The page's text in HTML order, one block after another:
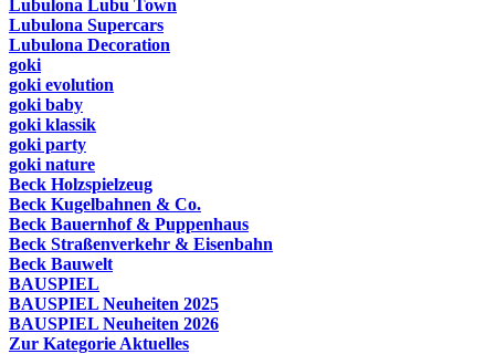
Lubulona Lubu Town
Lubulona Supercars
Lubulona Decoration
goki
goki evolution
goki baby
goki klassik
goki party
goki nature
Beck Holzspielzeug
Beck Kugelbahnen & Co.
Beck Bauernhof & Puppenhaus
Beck Straßenverkehr & Eisenbahn
Beck Bauwelt
BAUSPIEL
BAUSPIEL Neuheiten 2025
BAUSPIEL Neuheiten 2026
Zur Kategorie Aktuelles